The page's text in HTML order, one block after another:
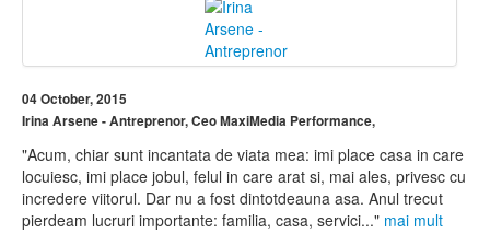
04 October, 2015
Irina Arsene - Antreprenor, Ceo MaxiMedia Performance,
"Acum, chiar sunt incantata de viata mea: imi place casa in care
locuiesc, imi place jobul, felul in care arat si, mai ales, privesc cu
incredere viitorul. Dar nu a fost dintotdeauna asa. Anul trecut
pierdeam lucruri importante: familia, casa, servici..." mai mult